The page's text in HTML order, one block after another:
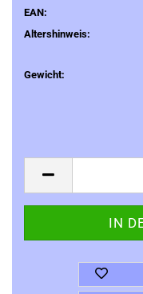
EAN:
Altershinweis:
Gewicht: